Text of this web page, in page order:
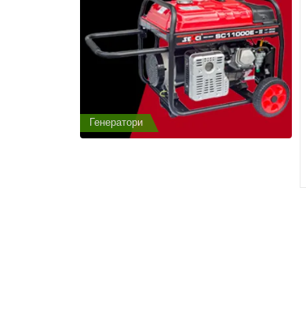
Генератори